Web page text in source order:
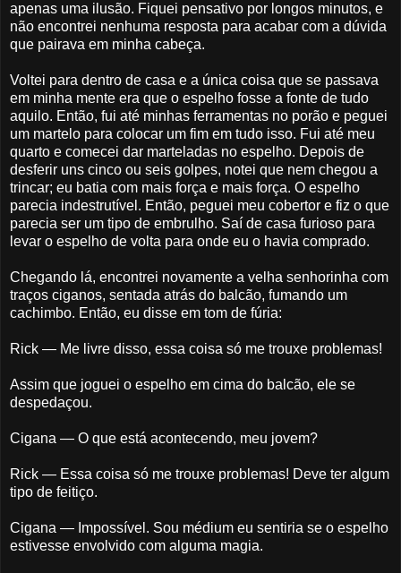
apenas uma ilusão. Fiquei pensativo por longos minutos, e
não encontrei nenhuma resposta para acabar com a dúvida
que pairava em minha cabeça.
Voltei para dentro de casa e a única coisa que se passava
em minha mente era que o espelho fosse a fonte de tudo
aquilo. Então, fui até minhas ferramentas no porão e peguei
um martelo para colocar um fim em tudo isso. Fui até meu
quarto e comecei dar marteladas no espelho. Depois de
desferir uns cinco ou seis golpes, notei que nem chegou a
trincar; eu batia com mais força e mais força. O espelho
parecia indestrutível. Então, peguei meu cobertor e fiz o que
parecia ser um tipo de embrulho. Saí de casa furioso para
levar o espelho de volta para onde eu o havia comprado.
Chegando lá, encontrei novamente a velha senhorinha com
traços ciganos, sentada atrás do balcão, fumando um
cachimbo. Então, eu disse em tom de fúria:
Rick — Me livre disso, essa coisa só me trouxe problemas!
Assim que joguei o espelho em cima do balcão, ele se
despedaçou.
Cigana — O que está acontecendo, meu jovem?
Rick — Essa coisa só me trouxe problemas! Deve ter algum
tipo de feitiço.
Cigana — Impossível. Sou médium eu sentiria se o espelho
estivesse envolvido com alguma magia.